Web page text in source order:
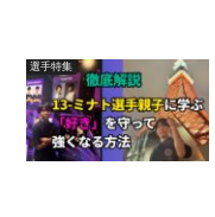
選手特集